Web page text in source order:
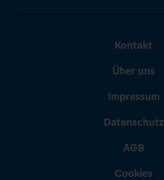
Kontakt
Über uns
Impressum
Datenschutz
AGB
Cookies